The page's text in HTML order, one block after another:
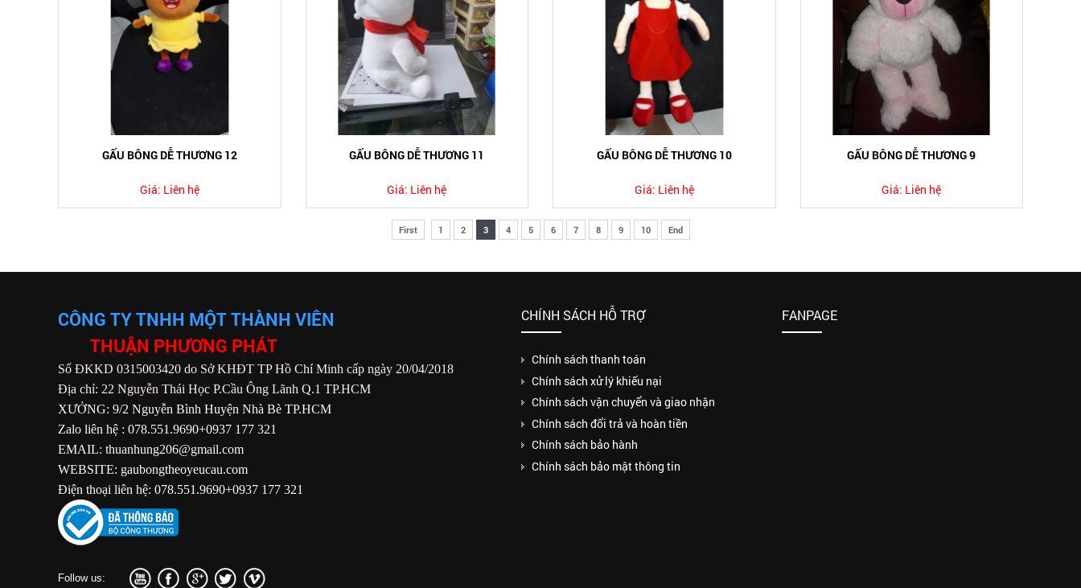
GẤU BÔNG DỄ THƯƠNG 12
Giá: Liên hệ
GẤU BÔNG DỄ THƯƠNG 11
Giá: Liên hệ
GẤU BÔNG DỄ THƯƠNG 10
Giá: Liên hệ
GẤU BÔNG DỄ THƯƠNG 9
Giá: Liên hệ
First 1 2 3 4 5 6 7 8 9 10 End
CÔNG TY TNHH MỘT THÀNH VIÊN
THUẬN PHƯƠNG PHÁT
Số ĐKKD 0315003420 do Sở KHĐT TP Hồ Chí Minh cấp ngày 20/04/2018
Địa chỉ: 22 Nguyễn Thái Học P.Cầu Ông Lãnh Q.1 TP.HCM
XƯỞNG: 9/2 Nguyễn Bình Huyện Nhà Bè TP.HCM
Zalo liên hệ : 078.551.9690+0937 177 321
EMAIL: thuanhung206@gmail.com
WEBSITE: gaubongtheoyeucau.com
Điện thoại liên hệ: 078.551.9690+0937 177 321
Follow us:
CHÍNH SÁCH HỖ TRỢ
Chính sách thanh toán
Chính sách xử lý khiếu nại
Chính sách vận chuyển và giao nhận
Chính sách đổi trả và hoàn tiền
Chính sách bảo hành
Chính sách bảo mật thông tin
FANPAGE